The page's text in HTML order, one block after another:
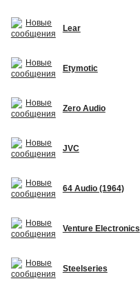
Lear
Etymotic
Zero Audio
JVC
64 Audio (1964)
Venture Electronics
Steelseries